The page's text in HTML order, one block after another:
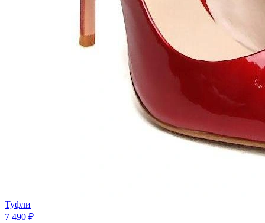
Туфли
7 490 ₽